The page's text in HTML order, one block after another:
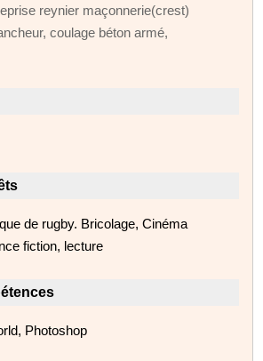
reynier maçonnerie(crest)
coulage béton armé,
de rugby. Bricolage, Cinéma
fiction, lecture
Photoshop